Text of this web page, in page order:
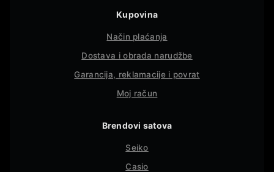
Kupovina
Način plaćanja
Dostava i obrada narudžbe
Garancija, reklamacije i povrat
Moj račun
Brendovi satova
Seiko
Casio